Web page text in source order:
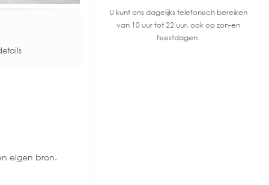
eigen bron.
U kunt ons dagelijks telefonisch bereiken
van 10 uur tot 22 uur, ook op zon-en
feestdagen.